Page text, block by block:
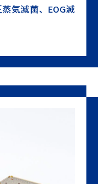
気滅菌、EOG滅